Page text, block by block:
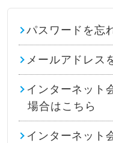
パスワードを忘
メールアドレス
インターネット
場合はこちら
インターネット